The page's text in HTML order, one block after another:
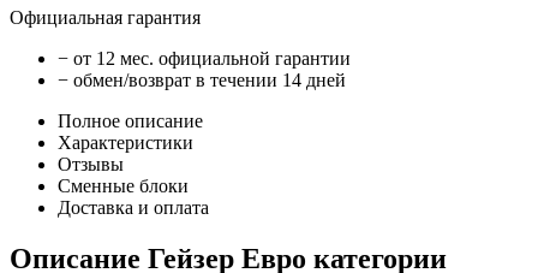
Официальная гарантия
− от 12 мес. официальной гарантии
− обмен/возврат в течении 14 дней
Полное описание
Характеристики
Отзывы
Сменные блоки
Доставка и оплата
Описание Гейзер Евро категории